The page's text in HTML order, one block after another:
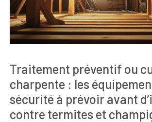
Traitement préventif ou
charpente : les
sécurité à prévoir avant
contre termites et